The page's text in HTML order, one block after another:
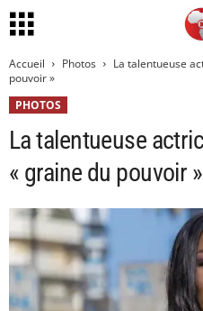
Accueil Photos
La talentueuse
pouvoir »
PHOTOS
La talentueuse
« graine du pouvoir »